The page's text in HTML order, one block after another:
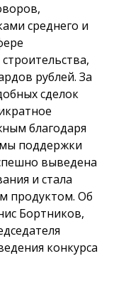
среднего и
рублей. За
сделок
благодаря
поддержки
выведена
и стала
продуктом. Об
Бортников,
конкурса